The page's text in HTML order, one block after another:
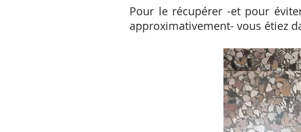
Pour le récupérer -et pour
approximativement- vous étiez